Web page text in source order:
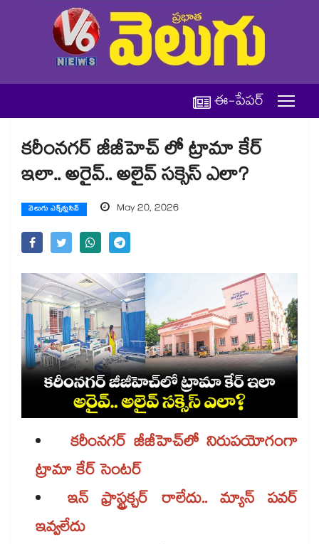
ఈ-పేపర్
కరీంనగర్ జీజీహెచ్‌‌‌‌‌‌‌‌‌‌‌‌‌‌‌‌ లో ట్రామా కేర్
ఇలా.. అరైవ్.. అలైవ్ సక్సెస్ ఎలా?
వెలుగు ఎక్స్‌క్లుసివ్ May 20, 2026
కరీంనగర్ జీజీహెచ్‌‌‌‌‌‌‌‌‌‌‌‌‌‌‌‌లో నిరుపయోగంగా
ట్రామా కేర్ సెంటర్
ఇన్ ఫ్రాస్ట్రక్చర్ రాలేదు.. మ్యాన్ పవర్
ఇవ్వలేదు